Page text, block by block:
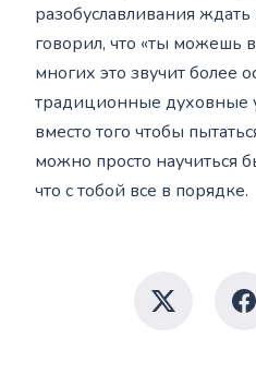
разобуславливания
говорил, что «ты можешь
многих это звучит более
традиционные духовные
вместо того чтобы
можно просто научиться
что с тобой все в порядке.